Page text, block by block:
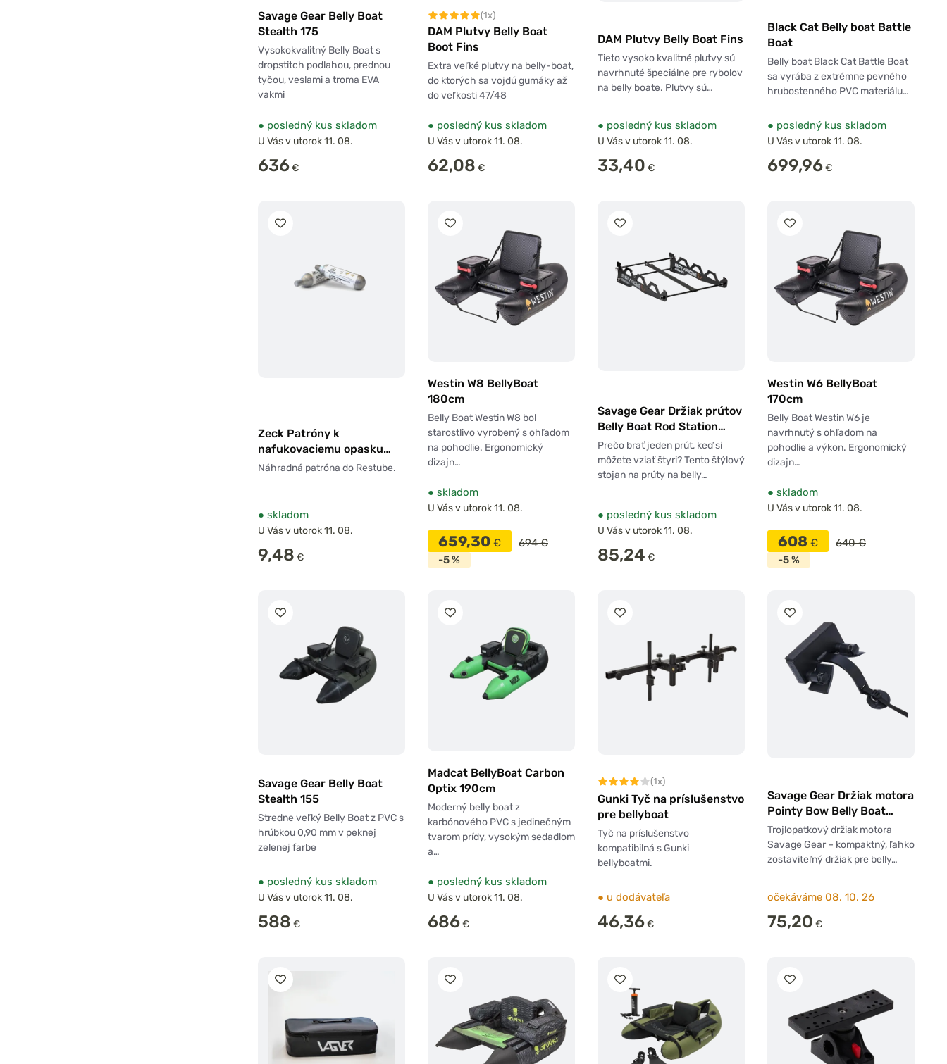
Savage Gear Belly Boat
Stealth 175
Vysokokvalitný Belly Boat s
dropstitch podlahou, prednou
tyčou, veslami a troma EVA
vakmi
● posledný kus skladom
U Vás v utorok 11. 08.
636€
(1x)
DAM Plutvy Belly Boat
Boot Fins
Extra veľké plutvy na belly-boat,
do ktorých sa vojdú gumáky až
do veľkosti 47/48
● posledný kus skladom
U Vás v utorok 11. 08.
62,08 €
DAM Plutvy Belly Boat Fins
Tieto vysoko kvalitné plutvy sú
navrhnuté špeciálne pre rybolov
na belly boate. Plutvy sú…
● posledný kus skladom
U Vás v utorok 11. 08.
33,40 €
Black Cat Belly boat Battle
Boat
Belly boat Black Cat Battle Boat
sa vyrába z extrémne pevného
hrubostenného PVC materiálu…
● posledný kus skladom
U Vás v utorok 11. 08.
699,96€
Zeck Patróny k
nafukovaciemu opasku
Restube náhradné patróny
Náhradná patróna do Restube.
● skladom
U Vás v utorok 11. 08.
9,48 €
Westin W8 BellyBoat
180cm
Belly Boat Westin W8 bol
starostlivo vyrobený s ohľadom
na pohodlie. Ergonomický
dizajn…
● skladom
U Vás v utorok 11. 08.
659,30 €
694 €
-5 %
Savage Gear Držiak prútov
Belly Boat Rod Station
Black 4 Prúty
Prečo brať jeden prút, keď si
môžete vziať štyri? Tento štýlový
stojan na prúty na belly…
● posledný kus skladom
U Vás v utorok 11. 08.
85,24 €
Westin W6 BellyBoat
170cm
Belly Boat Westin W6 je
navrhnutý s ohľadom na
pohodlie a výkon. Ergonomický
dizajn…
● skladom
U Vás v utorok 11. 08.
608 €
640 €
-5 %
Savage Gear Belly Boat
Stealth 155
Stredne veľký Belly Boat z PVC s
hrúbkou 0,90 mm v peknej
zelenej farbe
● posledný kus skladom
U Vás v utorok 11. 08.
588 €
Madcat BellyBoat Carbon
Optix 190cm
Moderný belly boat z
karbónového PVC s jedinečným
tvarom prídy, vysokým sedadlom
a…
● posledný kus skladom
U Vás v utorok 11. 08.
686€
(1x)
Gunki Tyč na príslušenstvo
pre bellyboat
Tyč na príslušenstvo
kompatibilná s Gunki
bellyboatmi.
● u dodávateľa
46,36€
Savage Gear Držiak motora
Pointy Bow Belly Boat
Engine Bracket 3 P
Trojlopatkový držiak motora
Savage Gear – kompaktný, ľahko
zostaviteľný držiak pre belly…
očekáváme 08. 10. 26
75,20 €